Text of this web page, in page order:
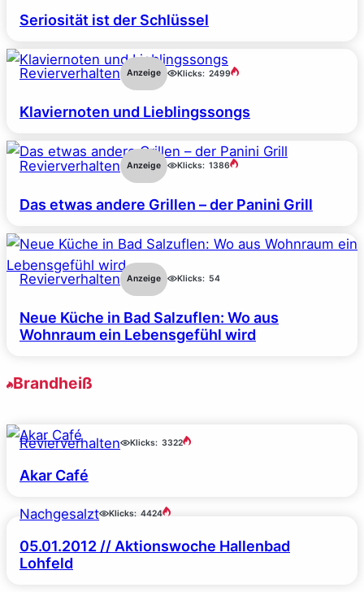
Seriosität ist der Schlüssel
Revierverhalten Anzeige Klicks: 2499
Klaviernoten und Lieblingssongs
Revierverhalten Anzeige Klicks: 1386
Das etwas andere Grillen – der Panini Grill
Revierverhalten Anzeige Klicks: 54
Neue Küche in Bad Salzuflen: Wo aus
Wohnraum ein Lebensgefühl wird
Brandheiß
Revierverhalten Klicks: 3322
Akar Café
Nachgesalzt Klicks: 4424
05.01.2012 // Aktionswoche Hallenbad
Lohfeld